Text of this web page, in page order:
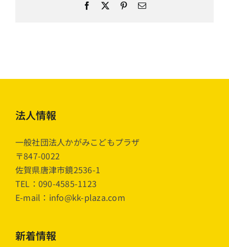
Facebook Pinterest
電
法人情報
一般社団法人かがみこどもプラザ
〒847-0022
佐賀県唐津市鏡2536-1
TEL：090-4585-1123
E-mail：info@kk-plaza.com
新着情報